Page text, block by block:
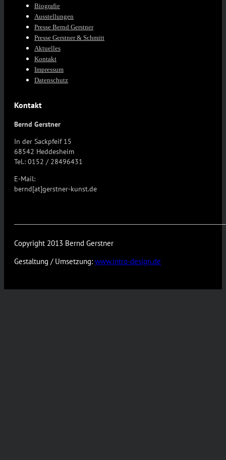
Biografie
Ausstellungen
Presse Bernd Gerstner
Presse Gerstner & Schmitt
Aktuelles
Kontakt
Impressum
Datenschutz
Kontakt
Bernd Gerstner
In der Sackpfeif 15
68542 Heddesheim
Tel.: 0152 / 28496431
E-Mail:
bernd[at]gerstner-kunst.de
Copyright 2013 Bernd Gerstner
Gestaltung / Umsetzung: www.intro-design.de